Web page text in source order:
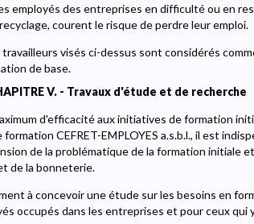
employés des entreprises en difficulté ou en
courent le risque de perdre leur emploi.
visés ci-dessus sont considérés
de base.
V. - Travaux d'étude et de recherche
d'efficacité aux initiatives de formation
CEFRET-EMPLOYES a.s.b.l., il est
de la problématique de la formation initiale
de la bonneterie.
à concevoir une étude sur les besoins en
occupés dans les entreprises et pour ceux qui